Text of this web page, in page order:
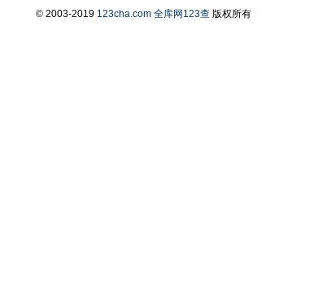
© 2003-2019 123cha.com 全库网123查版权所有